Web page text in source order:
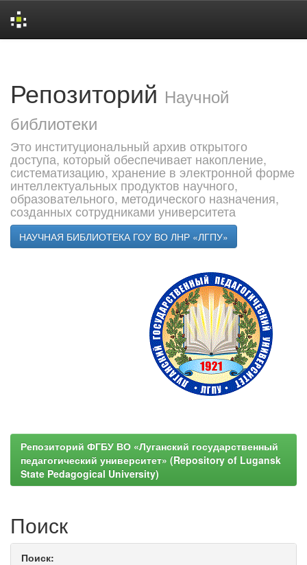
Репозиторий Научной
библиотеки
Это институциональный архив открытого
доступа, который обеспечивает накопление,
систематизацию, хранение в электронной форме
интеллектуальных продуктов научного,
образовательного, методического назначения,
созданных сотрудниками университета
НАУЧНАЯ БИБЛИОТЕКА ГОУ ВО ЛНР «ЛГПУ»
Репозиторий ФГБУ ВО «Луганский государственный
педагогический университет» (Repository of Lugansk
State Pedagogical University)
Поиск
Поиск: